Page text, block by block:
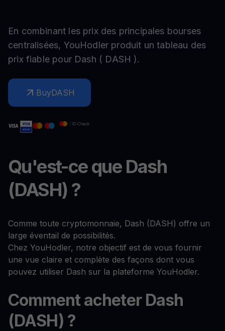
En combinant les prix des principales bourses
centralisées, YouHodler produit un tableau des
prix fiable pour Dash ( DASH ).
BuyDASH
Qu'est-ce que Dash
(DASH) ?
Comme toute cryptomonnaie, Dash (DASH) offre un
large éventail de possibilités.
Chez YouHodler, notre objectif est de vous fournir
une vue claire et complète des façons dont vous
pouvez utiliser Dash sur la plateforme YouHodler.
Comment acheter Dash
(DASH) ?